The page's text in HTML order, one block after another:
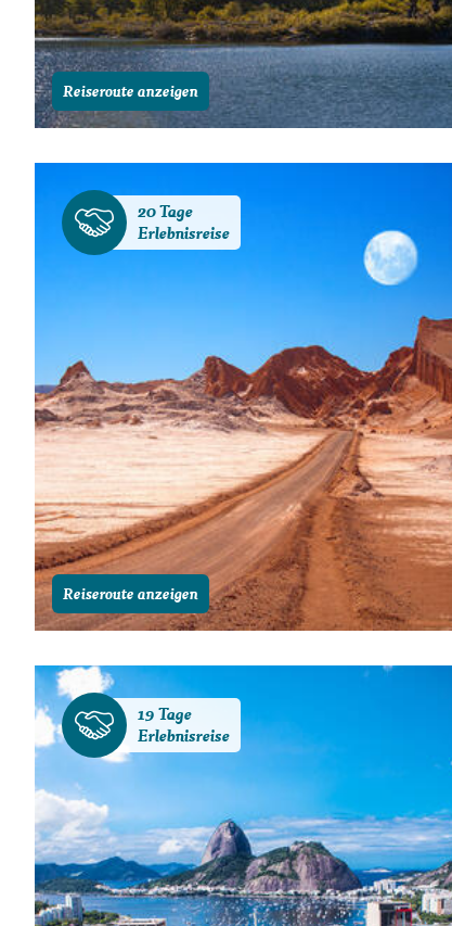
Reiseroute anzeigen
20 Tage
Erlebnisreise
Reiseroute anzeigen
19 Tage
Erlebnisreise